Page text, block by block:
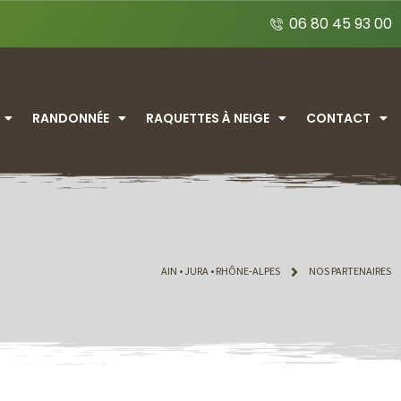
06 80 45 93 00
RANDONNÉE RAQUETTES À NEIGE CONTACT
AIN • JURA • RHÔNE-ALPES NOS PARTENAIRES